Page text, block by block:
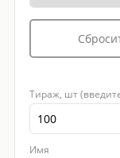
Тираж, шт
Имя